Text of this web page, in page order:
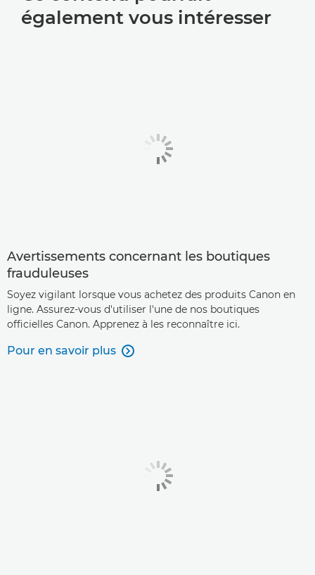
également vous intéresser
Avertissements concernant les boutiques
frauduleuses
Soyez vigilant lorsque vous achetez des produits Canon en
ligne. Assurez-vous d'utiliser l'une de nos boutiques
officielles Canon. Apprenez à les reconnaître ici.
Pour en savoir plus 